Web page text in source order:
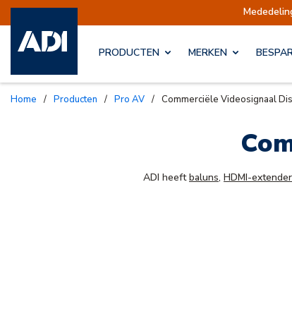
PRODUCTEN MERKEN
Home / Producten / Pro AV / Commerciële Videosignaal
ADI heeftbaluns, HDMI-